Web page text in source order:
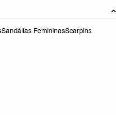
Sandálias FemininasScarpins